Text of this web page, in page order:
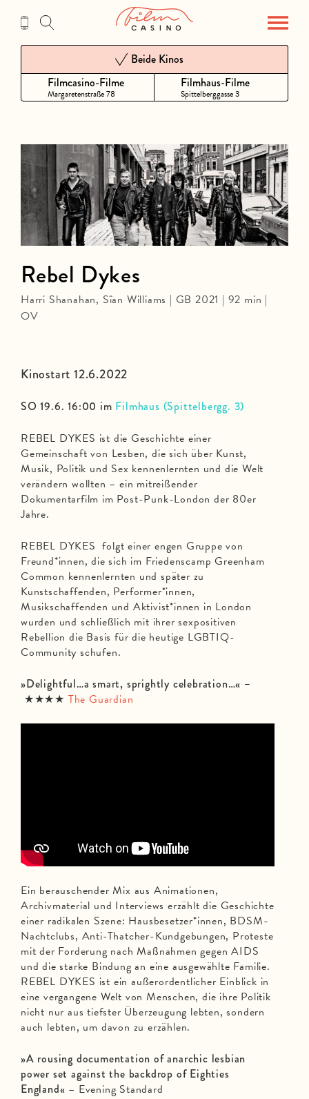
Inhalt
Filmcasino-Filme
Margaretenstraße 78
Beide Kinos
Filmhaus-Filme
Spittelberggasse 3
Kinostart 12.6.2022
SO 19.6. 16:00 im Filmhaus (Spittelbergg. 3)
REBEL DYKES ist die Geschichte einer
Gemeinschaft von Lesben, die sich über Kunst,
Musik, Politik und Sex kennenlernten und die Welt
verändern wollten – ein mitreißender
Dokumentarfilm im Post-Punk-London der 80er
Jahre.
REBEL DYKES folgt einer engen Gruppe von
Freund*innen, die sich im Friedenscamp Greenham
Common kennenlernten und später zu
Kunstschaffenden, Performer*innen,
Musikschaffenden und Aktivist*innen in London
wurden und schließlich mit ihrer sexpositiven
Rebellion die Basis für die heutige LGBTIQ-
Community schufen.
»Delightful…a smart, sprightly celebration…« –
★★★★ The Guardian
Ein berauschender Mix aus Animationen,
Archivmaterial und Interviews erzählt die Geschichte
einer radikalen Szene: Hausbesetzer*innen, BDSM-
Nachtclubs, Anti-Thatcher-Kundgebungen, Proteste
mit der Forderung nach Maßnahmen gegen AIDS
und die starke Bindung an eine ausgewählte Familie.
REBEL DYKES ist ein außerordentlicher Einblick in
eine vergangene Welt von Menschen, die ihre Politik
nicht nur aus tiefster Überzeugung lebten, sondern
auch lebten, um davon zu erzählen.
»A rousing documentation of anarchic lesbian
power set against the backdrop of Eighties
England« – Evening Standard
Rebel Dykes
Harri Shanahan, Sîan Williams | GB 2021 | 92 min |
OV